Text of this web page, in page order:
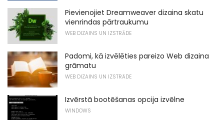
Pievienojiet Dreamweaver dizaina skatu
vienrindas pārtraukumu
WEB DIZAINS UN IZSTRĀDE
Padomi, kā izvēlēties pareizo Web dizaina
grāmatu
WEB DIZAINS UN IZSTRĀDE
Izvērstā bootēšanas opcija izvēlne
WINDOWS